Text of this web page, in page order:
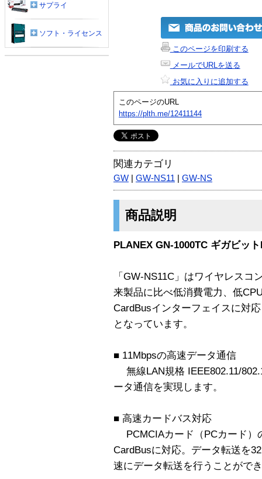
このページを印刷する
メールでURLを送る
お気に入りに追加する
このページのURL
https://plth.me/12411144
関連カテゴリ
GW GW-NS11 GW-NS
商品説明
PLANEX GN-1000TC ギガビッ
「GW-NS11C」はワイヤレス
来製品に比べ低消費電力、低
CardBusインターフェイスに対
となっています。
■ 11Mbpsの高速データ通信
無線LAN規格 IEEE802.11/
ータ通信を実現します。
■ 高速カードバス対応
PCMCIAカード（PCカード）
CardBusに対応。データ転送を
速にデータ転送を行うことがで
サプライ
ソフト・ライセンス